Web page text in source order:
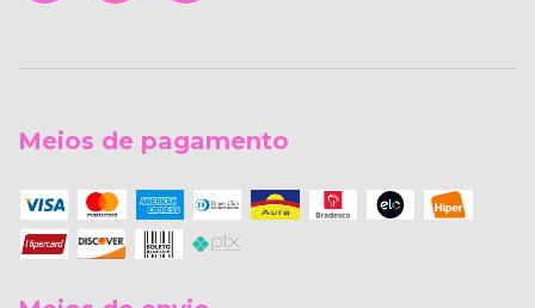
Meios de pagamento